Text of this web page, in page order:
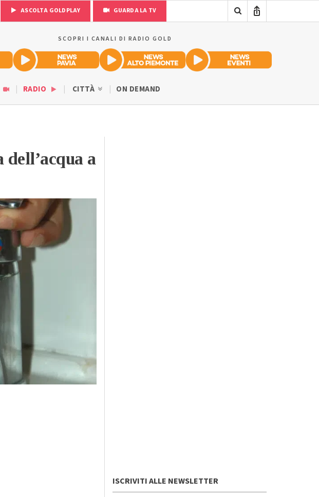
ASCOLTA GOLDPLAY GUARDA LA TV
SCOPRI I CANALI DI RADIO GOLD
RADIO CITTÀ ON DEMAND
a
ISCRIVITI ALLE NEWSLETTER